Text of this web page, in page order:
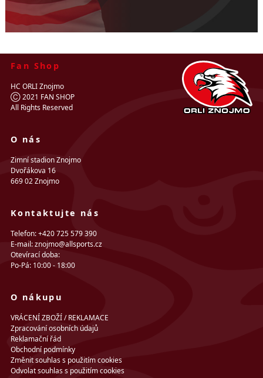
Fan Shop
HC ORLI Znojmo
Ⓒ 2021 FAN SHOP
All Rights Reserved
O nás
Zimní stadion Znojmo
Dvořákova 16
669 02 Znojmo
Kontaktujte nás
Telefon: +420 725 579 390
E-mail: znojmo@allsports.cz
Otevírací doba:
Po-Pá: 10:00 - 18:00
O nákupu
VRÁCENÍ ZBOŽÍ / REKLAMACE
Zpracování osobních údajů
Reklamační řád
Obchodní podmínky
Změnit souhlas s použitím cookies
Odvolat souhlas s použitím cookies